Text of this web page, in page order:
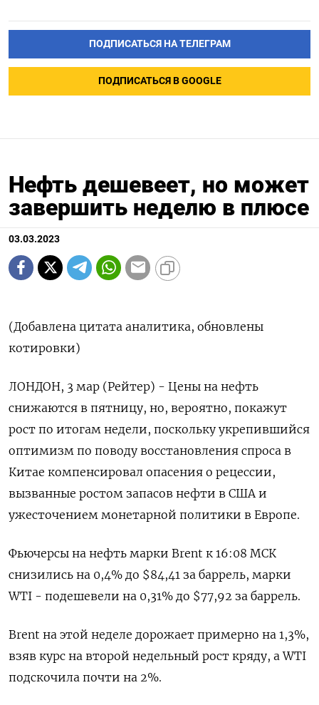
ПОДПИСАТЬСЯ НА ТЕЛЕГРАМ
ПОДПИСАТЬСЯ В GOOGLE
Нефть дешевеет, но может
завершить неделю в плюсе
03.03.2023
(Добавлена цитата аналитика, обновлены
котировки)
ЛОНДОН, 3 мар (Рейтер) - Цены на нефть
снижаются в пятницу, но, вероятно, покажут
рост по итогам недели, поскольку укрепившийся
оптимизм по поводу восстановления спроса в
Китае компенсировал опасения о рецессии,
вызванные ростом запасов нефти в США и
ужесточением монетарной политики в Европе.
Фьючерсы на нефть марки Brent к 16:08 МСК
снизились на 0,4% до $84,41 за баррель, марки
WTI - подешевели на 0,31% до $77,92 за баррель.
Brent на этой неделе дорожает примерно на 1,3%,
взяв курс на второй недельный рост кряду, а WTI
подскочила почти на 2%.